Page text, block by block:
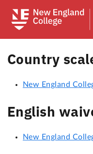
Country
New England
English
New England